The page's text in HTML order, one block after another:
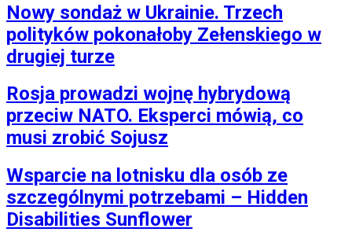
Nowy sondaż w Ukrainie. Trzech
polityków pokonałoby Zełenskiego w
drugiej turze
Rosja prowadzi wojnę hybrydową
przeciw NATO. Eksperci mówią, co
musi zrobić Sojusz
Wsparcie na lotnisku dla osób ze
szczególnymi potrzebami – Hidden
Disabilities Sunflower